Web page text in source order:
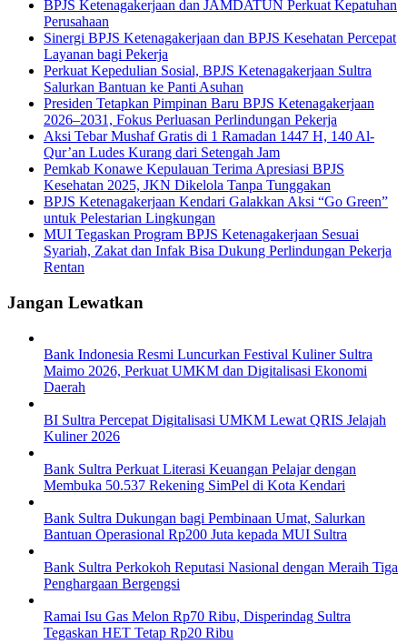
BPJS Ketenagakerjaan dan JAMDATUN Perkuat Kepatuhan
Perusahaan
Sinergi BPJS Ketenagakerjaan dan BPJS Kesehatan Percepat
Layanan bagi Pekerja
Perkuat Kepedulian Sosial, BPJS Ketenagakerjaan Sultra
Salurkan Bantuan ke Panti Asuhan
Presiden Tetapkan Pimpinan Baru BPJS Ketenagakerjaan
2026–2031, Fokus Perluasan Perlindungan Pekerja
Aksi Tebar Mushaf Gratis di 1 Ramadan 1447 H, 140 Al-
Qur’an Ludes Kurang dari Setengah Jam
Pemkab Konawe Kepulauan Terima Apresiasi BPJS
Kesehatan 2025, JKN Dikelola Tanpa Tunggakan
BPJS Ketenagakerjaan Kendari Galakkan Aksi “Go Green”
untuk Pelestarian Lingkungan
MUI Tegaskan Program BPJS Ketenagakerjaan Sesuai
Syariah, Zakat dan Infak Bisa Dukung Perlindungan Pekerja
Rentan
Jangan Lewatkan
Bank Indonesia Resmi Luncurkan Festival Kuliner Sultra
Maimo 2026, Perkuat UMKM dan Digitalisasi Ekonomi
Daerah
BI Sultra Percepat Digitalisasi UMKM Lewat QRIS Jelajah
Kuliner 2026
Bank Sultra Perkuat Literasi Keuangan Pelajar dengan
Membuka 50.537 Rekening SimPel di Kota Kendari
Bank Sultra Dukungan bagi Pembinaan Umat, Salurkan
Bantuan Operasional Rp200 Juta kepada MUI Sultra
Bank Sultra Perkokoh Reputasi Nasional dengan Meraih Tiga
Penghargaan Bergengsi
Ramai Isu Gas Melon Rp70 Ribu, Disperindag Sultra
Tegaskan HET Tetap Rp20 Ribu